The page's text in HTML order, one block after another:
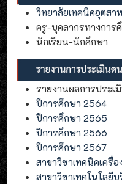
วิทยาลัยเทคนิคอุตส
ครู-บุคลากรทางการ
นักเรียน-นักศึกษา
รายงานผลการประเ
ปีการศึกษา 2564
ปีการศึกษา 2565
ปีการศึกษา 2566
ปีการศึกษา 2567
สาขาวิชาเทคนิคเครื่
สาขาวิชาเทคโนโลยี